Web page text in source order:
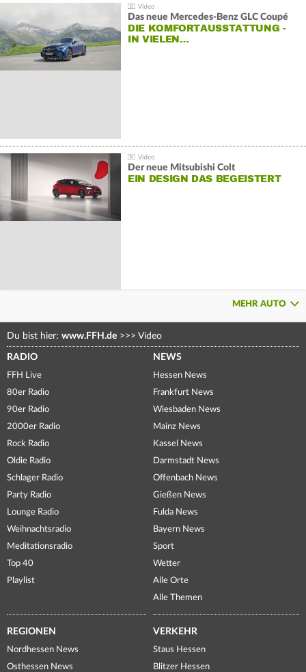
Das neue Mercedes-Benz GLC Coupé
DIE KOMFORTAUSSTATTUNG -
IN VIELEN…
Der neue Mitsubishi Colt
EIN DESIGN DAS BEGEISTERT
MEHR AUTO
Du bist hier: www.FFH.de >>> Video
RADIO
FFH Live
80er Radio
90er Radio
2000er Radio
Rock Radio
Oldie Radio
Schlager Radio
Party Radio
Lounge Radio
Weihnachtsradio
Meditationsradio
Top 40
Playlist
NEWS
Hessen News
Frankfurt News
Wiesbaden News
Mainz News
Kassel News
Darmstadt News
Offenbach News
Gießen News
Fulda News
Bayern News
Sport
Wetter
Alle Orte
Alle Themen
REGIONEN
Nordhessen News
Osthessen News
VERKEHR
Staus Hessen
Blitzer Hessen